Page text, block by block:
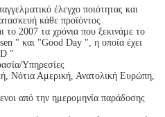
έλεγχο ποιότητας και
κάθε προϊόντος
2007 τα χρόνια που ξεκινάμε το
" και "Good Day ", η οποία έχει
"
Υπηρεσίες
Νότια Αμερική, Ανατολική Ευρώπη,
από την ημερομηνία παράδοσης